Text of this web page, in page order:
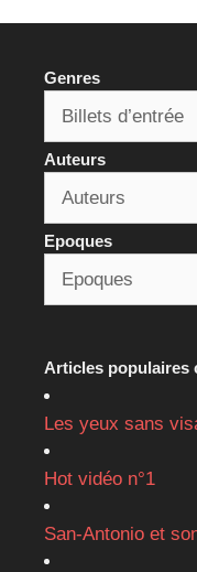
Genres
Auteurs
Epoques
Articles populaires
Les yeux sans
Hot vidéo n°1
San-Antonio et